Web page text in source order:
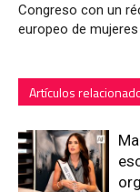
Congreso con un
europeo de
Artículos